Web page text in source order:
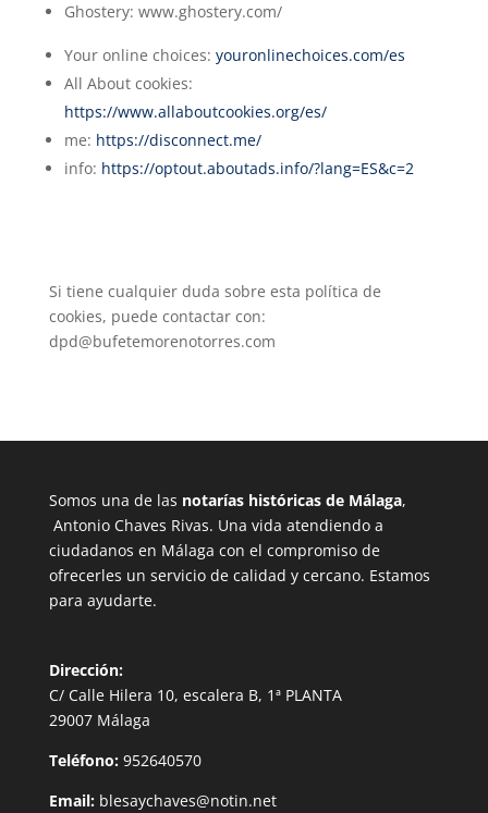
Ghostery: www.ghostery.com/
Your online choices: youronlinechoices.com/es
All About cookies:
https://www.allaboutcookies.org/es/
me: https://disconnect.me/
info: https://optout.aboutads.info/?lang=ES&c=2
Si tiene cualquier duda sobre esta política de
cookies, puede contactar con:
dpd@bufetemorenotorres.com
Somos una de las notarías históricas de Málaga,
Antonio Chaves Rivas. Una vida atendiendo a
ciudadanos en Málaga con el compromiso de
ofrecerles un servicio de calidad y cercano. Estamos
para ayudarte.
Dirección:
C/ Calle Hilera 10, escalera B, 1ª PLANTA
29007 Málaga
Teléfono: 952640570
Email: blesaychaves@notin.net